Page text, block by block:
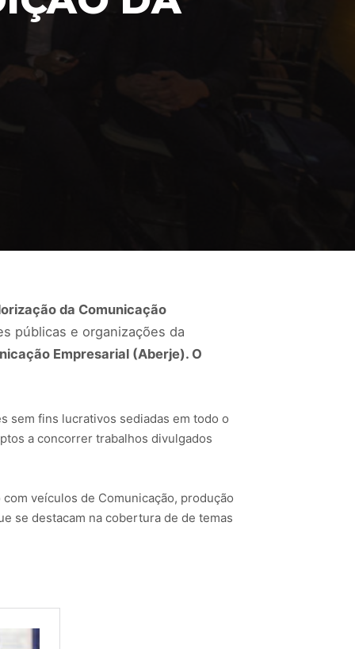
da Comunicação
públicas e organizações da
Empresarial (Aberje). O
sem fins lucrativos sediadas em todo o
a concorrer trabalhos divulgados
veículos de Comunicação, produção
se destacam na cobertura de de temas